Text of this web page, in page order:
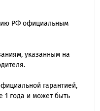
РФ официальным
указанным на
гарантией,
1 года и может быть